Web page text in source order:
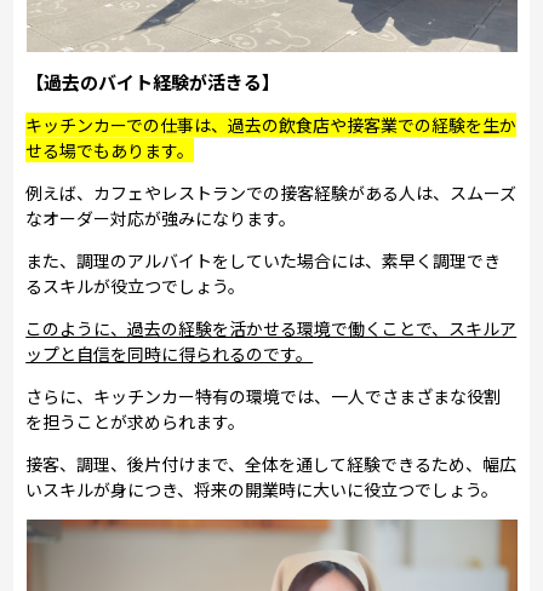
【過去のバイト経験が活きる】
キッチンカーでの仕事は、過去の飲食店や接客業での経験を生か
せる場でもあります。
例えば、カフェやレストランでの接客経験がある人は、スムーズ
なオーダー対応が強みになります。
また、調理のアルバイトをしていた場合には、素早く調理でき
るスキルが役立つでしょう。
このように、過去の経験を活かせる環境で働くことで、スキルア
ップと自信を同時に得られるのです。
さらに、キッチンカー特有の環境では、一人でさまざまな役割
を担うことが求められます。
接客、調理、後片付けまで、全体を通して経験できるため、幅広
いスキルが身につき、将来の開業時に大いに役立つでしょう。